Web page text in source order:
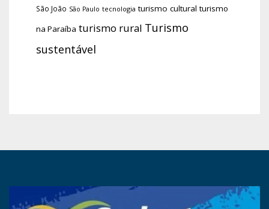
São João São Paulo tecnologia turismo cultural turismo
na Paraíba turismo rural Turismo
sustentável